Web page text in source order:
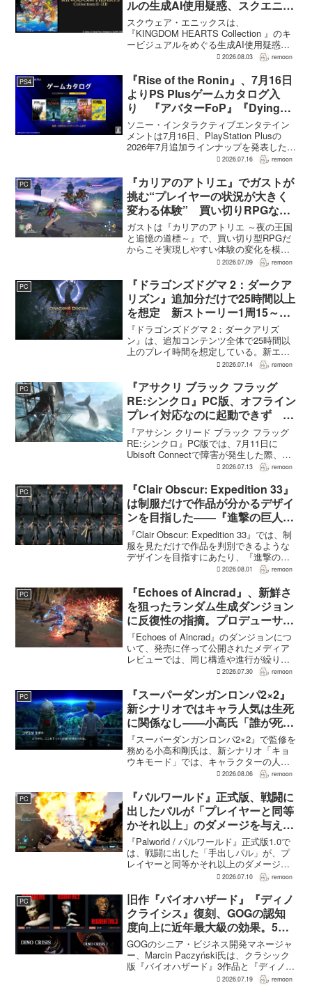
ルの生成AI使用疑惑、スクエニが
否定――不自然な描写は「人為的
ミス」
スクウェア・エニックスは、
『KINGDOM HEARTS Collection 』のキ
ービジュアルをめぐる生成AI使用疑惑に
ついて、問題となったアセットは開発チ
不自然な箇所は「人為的ミス」によるも
のだと...
2026.08.03 remoon
PS4
『Rise of the Ronin』、7月16日
よりPS Plusゲームカタログ入
り 『アバターFoP』『Dying
Light』なども順次配信
ソニー・インタラクティブエンタテイン
メントは7月16日、PlayStation Plusの
2026年7月追加ラインナップを発表した。
幕末の日本を舞台とするTeam NINJAのオ
the Ron...
2026.07.16 remoon
PC
『カリアのアトリエ』でガストが
挑む“プレイヤーの状況が大きく
変わる体験” 買い切りRPGなら
ではの変化とは
ガストは『カリアのアトリエ ～夜の王国
と追憶の道標～』で、買い切り型RPGだ
からこそ実現しやすい体験の変化を模索
している。大型の運営型ゲームが継続的
かで、同社はキャラクターやビジュアル
の魅力だけでなく、ゲ...
2026.07.09 remoon
PC
『ドラゴンズドグマ 2：ダークア
リズン』追加分だけで25時間以上
を想定 新ストーリー1周15～20
時間、12種ダンジョンは各30分
～1時間
『ドラゴンズドグマ 2：ダークアリズ
ン』は、追加コンテンツ全体で25時間以
上のプレイ時間を想定している。新エリ
ア「ノルガン」で展開されるメインシナ
追加される12種類のユニークダンジョン
「忘れられた試...
2026.07.14 remoon
PC
『アサクリ ブラック フラッグ
RE:シンクロ』PC版、オフライン
プレイ対応なのに起動できず
Ubisoft Connect障害時に報告相
次ぐ
『アサシン クリード ブラック フラッグ
RE:シンクロ』PC版では、7月11日に
Ubisoft Connectで障害が発生した際、ゲ
ームを起動できないとの報告が相次い
きなかったという投稿もあり、影響は
全...
2026.07.13 remoon
PC
『Clair Obscur: Expedition 33』
は制服だけで作品が分かるデザイ
ンを目指した――『進撃の巨人』
の制服と『BLEACH』のキャラ
造形が影響
『Clair Obscur: Expedition 33』では、制
服を見ただけで作品を判別できるような
デザインを目指すにあたり、『進撃の巨
人』を参考にしたという。あわせて、キ
ルで印象に残るデザインから...
2026.08.01 remoon
PC
『Echoes of Aincrad』、新鮮さ
を狙ったランダム生成ダンジョン
に反復性の指摘。プロデューサー
は発売前に採用理由を説明
『Echoes of Aincrad』のダンジョンにつ
いて、発売に伴って公開されたメディア
レビューでは、同じ構造や進行が繰り返
されるとの評価が出ている。発売前の7月
は、ゲーム総合プロデューサーの二見鷹
介氏が...
2026.07.30 remoon
PC
『スーパーダンガンロンパ2×2』
新シナリオではキャラ人気は生死
に関係なし――小高氏「誰が死ん
でもヘイトメールは送らないで」
『スーパーダンガンロンパ2×2』で監修を
務める小高和剛氏は、新シナリオ「キョ
ウキモード」では、キャラクターの人気
にかかわらず退場させるとRPG Siteのイ
作と変わることで、これまで見られなか
った一面がよ...
2026.08.06 remoon
PC
『パルワールド』正式版、戦闘に
出したパルが「プレイヤーと同等
かそれ以上」のダメージを与えら
れるように
『Palworld / パルワールド』正式版1.0で
は、戦闘に出した「手出しパル」が、プ
レイヤーと同等かそれ以上のダメージを
敵に与えられるようになった。ほぼすべ
挙動、クールダウン時間、使いやすさが
見直され...
2026.07.10 remoon
PC
旧作『バイオハザード』『ディノ
クライシス』復刻、GOGの認知
度向上に近年最大級の効果。5作
品は90％超の肯定的評価
GOGのシニア・ビジネス開発マネージャ
ー、Marcin Paczyński氏は、クラシック
版『バイオハザード』3作品と『ディノク
ライシス』2作品の復刻が、近年のGOG
2026.07.19 remoon